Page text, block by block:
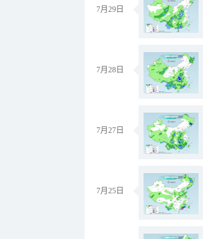
7月29日
7月28日
7月27日
7月25日